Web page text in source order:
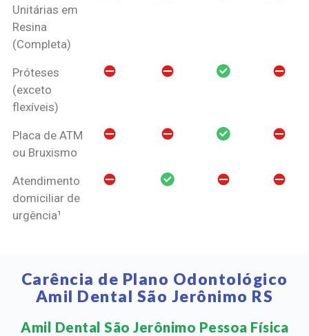
Unitárias em
Resina
(Completa)
Próteses
(exceto
flexíveis)
Placa de ATM
ou Bruxismo
Atendimento
domiciliar de
urgência¹
Carência de Plano Odontológico
Amil Dental São Jerônimo RS
Amil Dental São Jerônimo Pessoa Física